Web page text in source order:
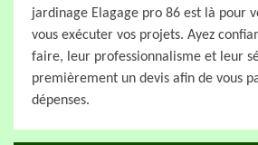
jardinage Elagage pro 86 est là pour
vous exécuter vos projets. Ayez
faire, leur professionnalisme et leur
premièrement un devis afin de vous
dépenses.